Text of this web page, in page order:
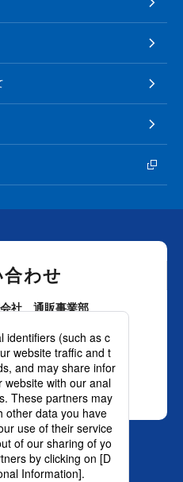
合わせ
会社 通販事業部
610
日祝：9時～18時
を除く）
うご注意ください。
ャルアカウント